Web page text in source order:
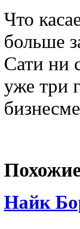
Что
больше
Сати ни
уже три
Найк